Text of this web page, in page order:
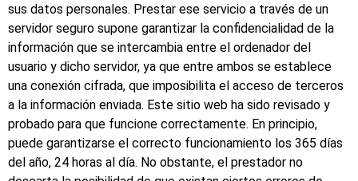
sus datos personales. Prestar ese servicio a través de un
servidor seguro supone garantizar la confidencialidad de la
información que se intercambia entre el ordenador del
usuario y dicho servidor, ya que entre ambos se establece
una conexión cifrada, que imposibilita el acceso de terceros
a la información enviada. Este sitio web ha sido revisado y
probado para que funcione correctamente. En principio,
puede garantizarse el correcto funcionamiento los 365 días
del año, 24 horas al día. No obstante, el prestador no